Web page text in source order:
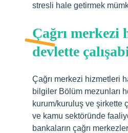
stresli hale getirmek
Çağrı merkezi
devlette
Çağrı merkezi hizmetleri
bilgiler Bölüm mezunları
kurum/kuruluş ve şirkette
ve kamu sektöründe
bankaların çağrı